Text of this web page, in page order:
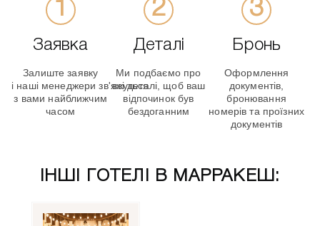
Заявка
Залиште заявку
і наші менеджери зв'яжуться
з вами найближчим
часом
Деталі
Ми подбаємо про
всі деталі, щоб ваш
відпочинок був
бездоганним
Бронь
Оформлення
документів,
бронювання
номерів та проїзних
документів
ІНШІ ГОТЕЛІ В МАРРАКЕШ: